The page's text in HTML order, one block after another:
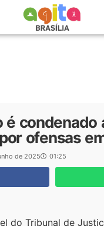
é condenado
ofensas
de 2025 01:25
do Tribunal de